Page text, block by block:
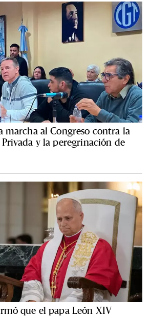
marcha al Congreso contra la
y la peregrinación de
que el papa León XIV